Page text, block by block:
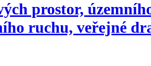
prostor,
ruchu, veřejné